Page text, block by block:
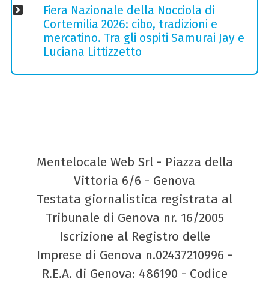
Fiera Nazionale della Nocciola di
Cortemilia 2026: cibo, tradizioni e
mercatino. Tra gli ospiti Samurai Jay e
Luciana Littizzetto
Mentelocale Web Srl - Piazza della
Vittoria 6/6 - Genova
Testata giornalistica registrata al
Tribunale di Genova nr. 16/2005
Iscrizione al Registro delle
Imprese di Genova n.02437210996 -
R.E.A. di Genova: 486190 - Codice